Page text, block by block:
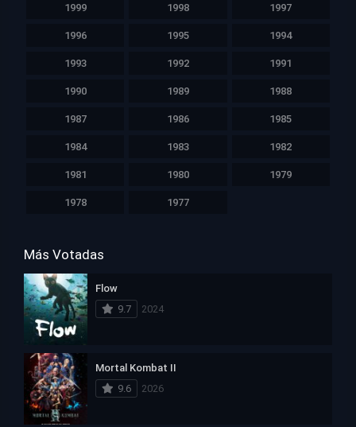
1999 1998 1997
1996 1995 1994
1993 1992 1991
1990 1989 1988
1987 1986 1985
1984 1983 1982
1981 1980 1979
1978 1977
Más Votadas
Flow
9.7
2024
Mortal Kombat II
9.6
2026